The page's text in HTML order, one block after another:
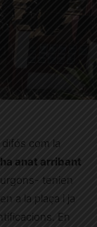
com la
anat arribant
tenien
a la plaça i ja
En